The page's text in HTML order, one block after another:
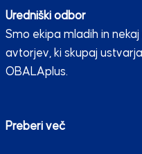
Uredniški odbor
Smo ekipa mladih in
avtorjev, ki skupaj
OBALAplus.
Preberi več